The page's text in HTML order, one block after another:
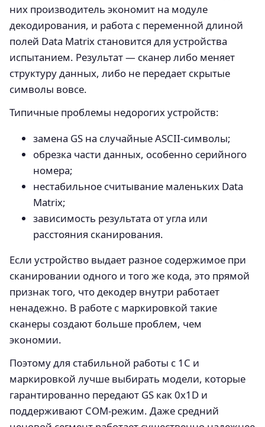
них производитель экономит на модуле
декодирования, и работа с переменной длиной
полей Data Matrix становится для устройства
испытанием. Результат — сканер либо меняет
структуру данных, либо не передает скрытые
символы вовсе.
Типичные проблемы недорогих устройств:
замена GS на случайные ASCII‑символы;
обрезка части данных, особенно серийного
номера;
нестабильное считывание маленьких Data
Matrix;
зависимость результата от угла или
расстояния сканирования.
Если устройство выдает разное содержимое при
сканировании одного и того же кода, это прямой
признак того, что декодер внутри работает
ненадежно. В работе с маркировкой такие
сканеры создают больше проблем, чем
экономии.
Поэтому для стабильной работы с 1С и
маркировкой лучше выбирать модели, которые
гарантированно передают GS как 0x1D и
поддерживают COM‑режим. Даже средний